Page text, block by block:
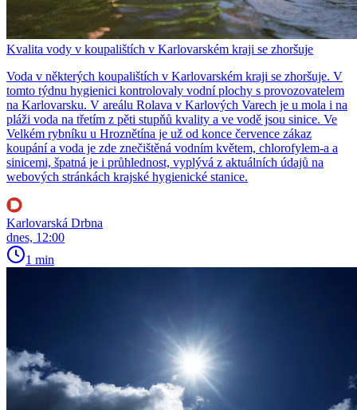
Kvalita vody v koupalištích v Karlovarském kraji se zhoršuje
Voda v některých koupalištích v Karlovarském kraji se zhoršuje. V
tomto týdnu hygienici kontrolovaly vodní plochy s provozovatelem
na Karlovarsku. V areálu Rolava v Karlových Varech je u mola i na
pláži voda na třetím z pěti stupňů kvality a ve vodě jsou sinice. Ve
Velkém rybníku u Hroznětína je už od konce července zákaz
koupání a voda je zde znečištěná vodním květem, chlorofylem-a a
sinicemi, špatná je i průhlednost, vyplývá z aktuálních údajů na
webových stránkách krajské hygienické stanice.
Karlovarská Drbna
dnes, 12:00
1 min